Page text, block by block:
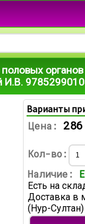
органов
И.В.
Варианты
Цена:
Кол-во:
Наличие:
Есть на
Доставка в
(Нур-